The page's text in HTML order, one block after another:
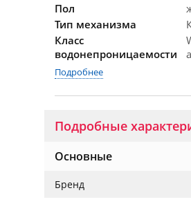
Пол
Тип механизма
Класс
водонепроницаемости
Подробнее
Подробные
Основные
Бренд